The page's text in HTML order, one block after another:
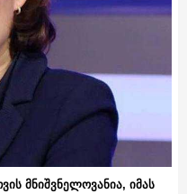
მნიშვნელოვანია, იმას